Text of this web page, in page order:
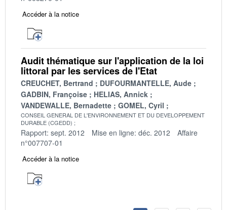
Accéder à la notice
Audit thématique sur l'application de la loi
littoral par les services de l'Etat
CREUCHET, Bertrand
DUFOURMANTELLE, Aude
GADBIN, Françoise
HELIAS, Annick
VANDEWALLE, Bernadette
GOMEL, Cyril
CONSEIL GENERAL DE L'ENVIRONNEMENT ET DU DEVELOPPEMENT
DURABLE (CGEDD)
Rapport: sept. 2012 Mise en ligne: déc. 2012
Affaire
n°007707-01
Accéder à la notice